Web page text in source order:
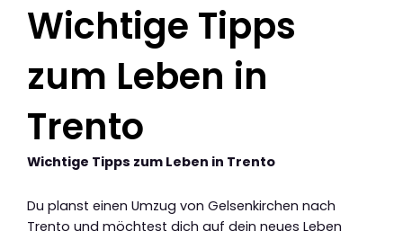
Wichtige Tipps
zum Leben in
Trento
Wichtige Tipps zum Leben in Trento
Du planst einen Umzug von Gelsenkirchen nach
Trento und möchtest dich auf dein neues Leben